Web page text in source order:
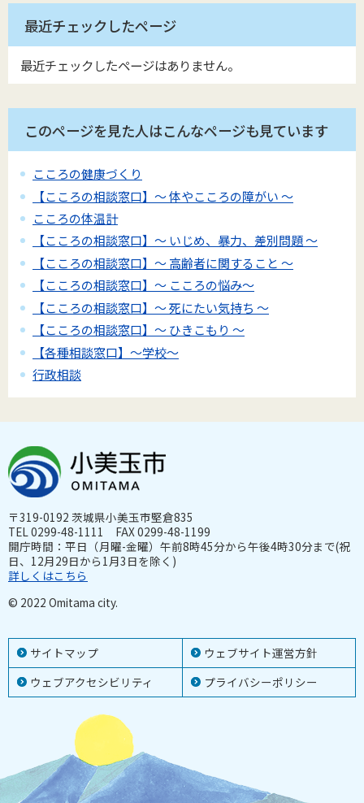
最近チェックしたページ
最近チェックしたページはありません。
このページを見た人はこんなページも見ています
こころの健康づくり
【こころの相談窓口】～ 体やこころの障がい ～
こころの体温計
【こころの相談窓口】～ いじめ、暴力、差別問題 ～
【こころの相談窓口】～ 高齢者に関すること ～
【こころの相談窓口】～ こころの悩み～
【こころの相談窓口】～ 死にたい気持ち ～
【こころの相談窓口】～ ひきこもり ～
【各種相談窓口】～学校～
行政相談
サイトマップ
ウェブサイト運営方針
ウェブアクセシビリティ
プライバシーポリシー
〒319-0192 茨城県小美玉市堅倉835
TEL 0299-48-1111 FAX 0299-48-1199
開庁時間：平日（月曜-金曜）午前8時45分から午後4時30分まで(祝
日、12月29日から1月3日を除く)
詳しくはこちら
© 2022 Omitama city.